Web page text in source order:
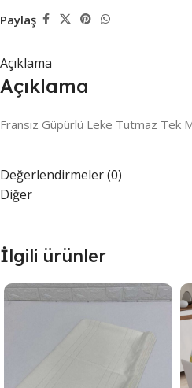
Paylaş
Açıklama
Açıklama
Fransız Güpürlü Leke Tutmaz Tek
Değerlendirmeler (0)
Diğer
İlgili ürünler